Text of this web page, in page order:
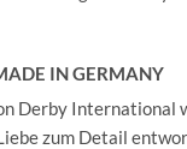
IN GERMANY
Derby International
zum Detail